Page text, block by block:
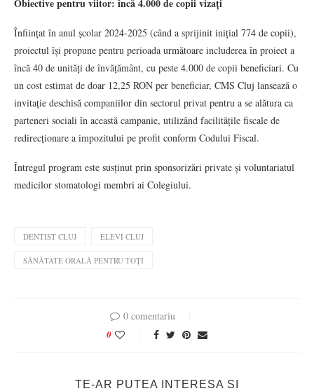
Obiective pentru viitor: încă 4.000 de copii vizați
Înființat în anul școlar 2024-2025 (când a sprijinit inițial 774 de copii),
proiectul își propune pentru perioada următoare includerea în proiect a
încă 40 de unități de învățământ, cu peste 4.000 de copii beneficiari. Cu
un cost estimat de doar 12,25 RON per beneficiar, CMS Cluj lansează o
invitație deschisă companiilor din sectorul privat pentru a se alătura ca
parteneri sociali în această campanie, utilizând facilitățile fiscale de
redirecționare a impozitului pe profit conform Codului Fiscal.
Întregul program este susținut prin sponsorizări private și voluntariatul
medicilor stomatologi membri ai Colegiului.
DENTIST CLUJ ELEVI CLUJ
SĂNĂTATE ORALĂ PENTRU TOȚI
0 comentariu
0
TE-AR PUTEA INTERESA SI